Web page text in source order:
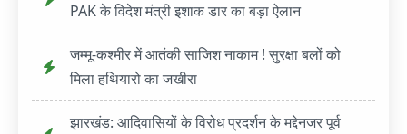
PAK के विदेश मंत्री इशाक डार का बड़ा ऐलान
जम्मू-कश्मीर में आतंकी साजिश नाकाम ! सुरक्षा बलों को
मिला हथियारो का जखीरा
झारखंड: आदिवासियों के विरोध प्रदर्शन के मद्देनजर पूर्व